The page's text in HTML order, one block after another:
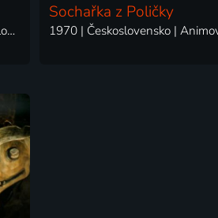
1986 | Československo, Německo | Loutkový, Pohádka
Sochařka z Poličky